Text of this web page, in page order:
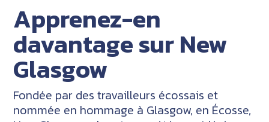
Apprenez-en
davantage sur New
Glasgow
Fondée par des travailleurs écossais et
nommée en hommage à Glasgow, en Écosse,